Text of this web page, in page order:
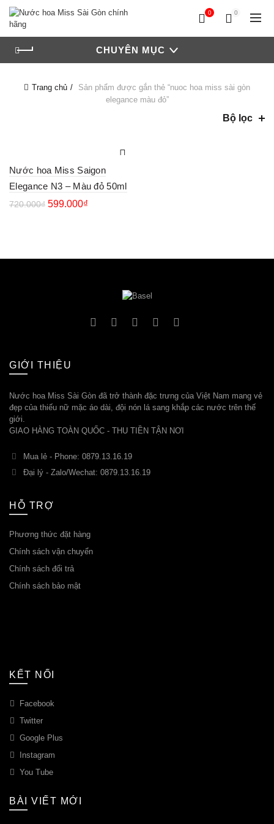
0 0
CHUYÊN MỤC
Trang chủ
Sản phẩm được gắn thẻ “nuoc hoa miss sài gòn
elegance màu đỏ”
Bộ lọc
Nước hoa Miss Saigon
Elegance N3 – Màu đỏ 50ml
720.000₫ 599.000₫
GIỚI THIỆU
Nước hoa Miss Sài Gòn đã trở thành đặc trưng của Việt Nam mang vẻ
đẹp của thiếu nữ mặc áo dài, đội nón lá sang khắp các nước trên thế
giới.
GIAO HÀNG TOÀN QUỐC - THU TIỀN TẬN NƠI
Mua lẻ - Phone: 0879.13.16.19
Đại lý - Zalo/Wechat: 0879.13.16.19
HỖ TRỢ
Phương thức đặt hàng
Chính sách vận chuyển
Chính sách đổi trả
Chính sách bảo mật
KẾT NỐI
Facebook
Twitter
Google Plus
Instagram
You Tube
BÀI VIẾT MỚI